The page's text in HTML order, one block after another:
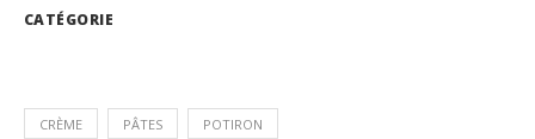
CATÉGORIE
CRÈME PÂTES POTIRON